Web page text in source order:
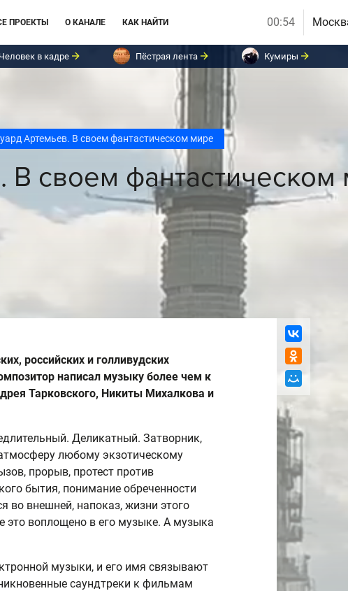
ПРОЕКТЫ О КАНАЛЕ КАК НАЙТИ 00:54
Человек в кадре Пёстрая лента Кумиры
Артемьев. В своем фантастическом мире
В своем фантастическом
российских и голливудских
написал музыку более чем к
Тарковского, Никиты Михалкова и
Деликатный. Затворник,
любому экзотическому
прорыв, протест против
бытия, понимание обреченности
во внешней, напоказ, жизни этого
это воплощено в его музыке. А музыка
музыки, и его имя связывают
саундтреки к фильмам